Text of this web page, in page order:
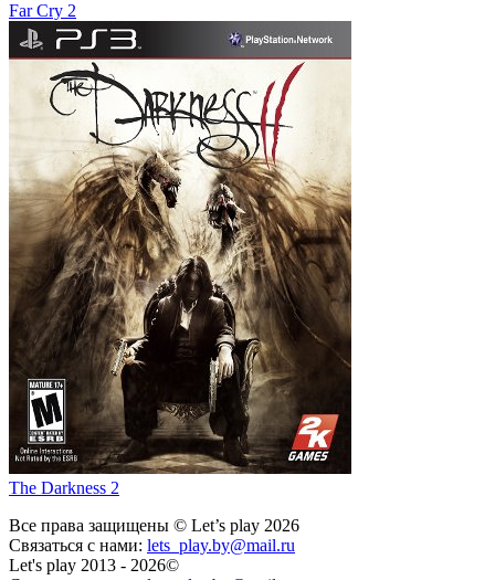
Far Cry 2
The Darkness 2
Все права защищены © Let’s play 2026
Связаться с нами: lets_play.by@mail.ru
Let's play 2013 - 2026©